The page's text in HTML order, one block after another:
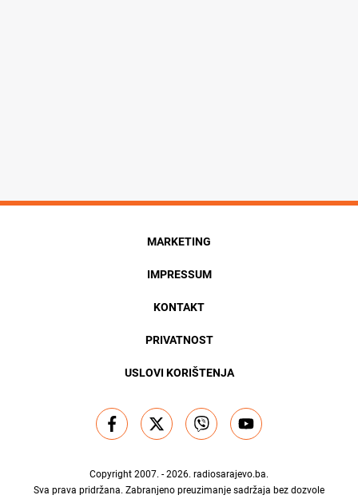
MARKETING
IMPRESSUM
KONTAKT
PRIVATNOST
USLOVI KORIŠTENJA
Copyright 2007. - 2026. radiosarajevo.ba.
Sva prava pridržana. Zabranjeno preuzimanje sadržaja bez dozvole